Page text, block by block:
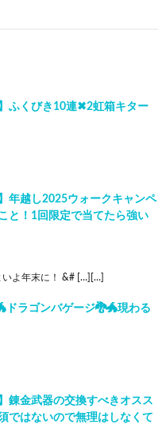
ふくびき10連✖︎2虹箱キター
年越し2025ウォークキャンペ
と！1回限定で当てたら強い
いよ年末に！ &# […][…]
ドラゴンバゲージ🐉🐲現わる
錬金武器の交換すべきオスス
ではないので無理はしなくて